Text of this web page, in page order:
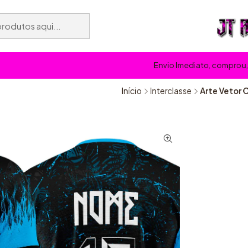
Envio Imediato,
Início Interclasse Arte Vetor